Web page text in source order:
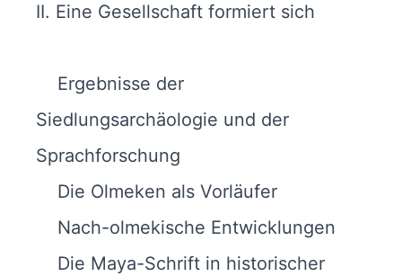
II. Eine Gesellschaft formiert sich
Ergebnisse der
Siedlungsarchäologie und der
Sprachforschung
Die Olmeken als Vorläufer
Nach-olmekische Entwicklungen
Die Maya-Schrift in historischer